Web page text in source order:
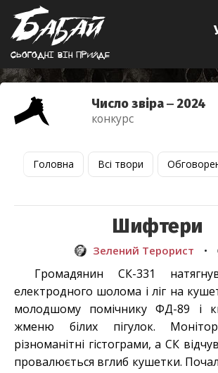
Сьогоднi вiн прийде
Число звіра ‒ 2024
конкурс
Головна Всі твори
Шифтери
Зелений Терорист •
Громадянин СК-331
електродного шолома і ліг на
молодшому помічнику ФД-89 і
жменю білих пігулок.
різноманітні гістограми, а СК
провалюється вглиб кушетки.